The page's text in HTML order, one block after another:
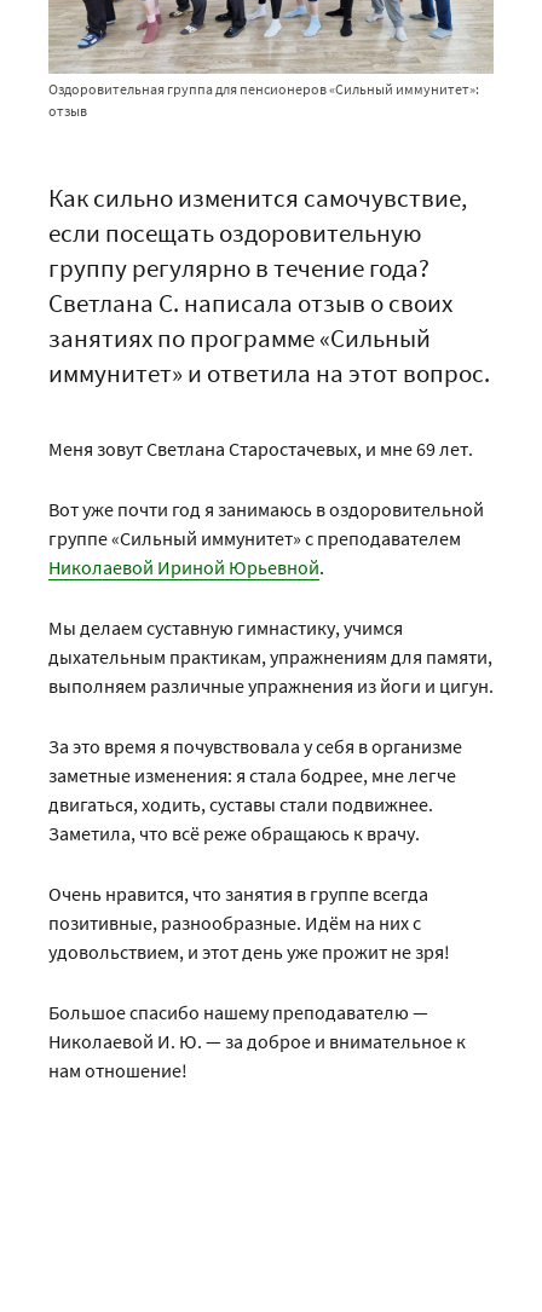
Оздоровительная группа для пенсионеров «Сильный иммунитет»:
отзыв
Как сильно изменится самочувствие,
если посещать оздоровительную
группу регулярно в течение года?
Светлана С. написала отзыв о своих
занятиях по программе «Сильный
иммунитет» и ответила на этот вопрос.
Меня зовут Светлана Старостачевых, и мне 69 лет.
Вот уже почти год я занимаюсь в оздоровительной
группе «Сильный иммунитет» с преподавателем
Николаевой Ириной Юрьевной.
Мы делаем суставную гимнастику, учимся
дыхательным практикам, упражнениям для памяти,
выполняем различные упражнения из йоги и цигун.
За это время я почувствовала у себя в организме
заметные изменения: я стала бодрее, мне легче
двигаться, ходить, суставы стали подвижнее.
Заметила, что всё реже обращаюсь к врачу.
Очень нравится, что занятия в группе всегда
позитивные, разнообразные. Идём на них с
удовольствием, и этот день уже прожит не зря!
Большое спасибо нашему преподавателю —
Николаевой И. Ю. — за доброе и внимательное к
нам отношение!